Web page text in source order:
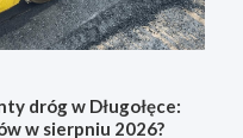
dróg w Długołęce:
w sierpniu 2026?